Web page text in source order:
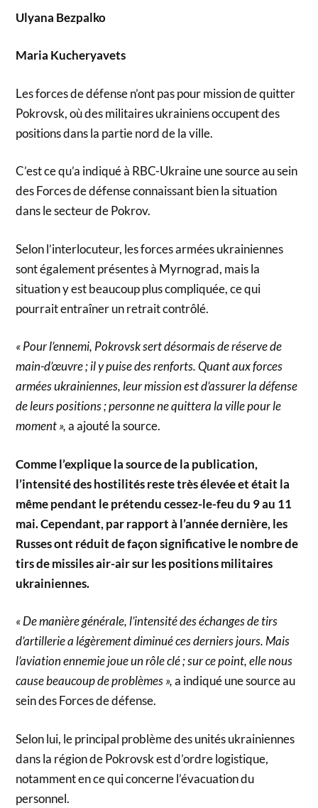
Ulyana Bezpalko
Maria Kucheryavets
Les forces de défense n’ont pas pour mission de quitter
Pokrovsk, où des militaires ukrainiens occupent des
positions dans la partie nord de la ville.
C’est ce qu’a indiqué à RBC-Ukraine une source au sein
des Forces de défense connaissant bien la situation
dans le secteur de Pokrov.
Selon l’interlocuteur, les forces armées ukrainiennes
sont également présentes à Myrnograd, mais la
situation y est beaucoup plus compliquée, ce qui
pourrait entraîner un retrait contrôlé.
« Pour l’ennemi, Pokrovsk sert désormais de réserve de
main-d’œuvre ; il y puise des renforts. Quant aux forces
armées ukrainiennes, leur mission est d’assurer la défense
de leurs positions ; personne ne quittera la ville pour le
moment »,a ajouté la source.
Comme l’explique la source de la publication,
l’intensité des hostilités reste très élevée et était la
même pendant le prétendu cessez-le-feu du 9 au 11
mai. Cependant, par rapport à l’année dernière, les
Russes ont réduit de façon significative le nombre de
tirs de missiles air-air sur les positions militaires
ukrainiennes.
« De manière générale, l’intensité des échanges de tirs
d’artillerie a légèrement diminué ces derniers jours. Mais
l’aviation ennemie joue un rôle clé ; sur ce point, elle nous
cause beaucoup de problèmes »,a indiqué une source au
sein des Forces de défense.
Selon lui, le principal problème des unités ukrainiennes
dans la région de Pokrovsk est d’ordre logistique,
notamment en ce qui concerne l’évacuation du
personnel.